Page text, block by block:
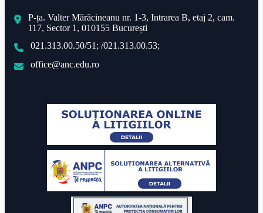
P-ța. Valter Mărăcineanu nr. 1-3, Intrarea B, etaj 2, cam.
117, Sector 1, 010155 București
021.313.00.50/51; /021.313.00.53;
office@anc.edu.ro